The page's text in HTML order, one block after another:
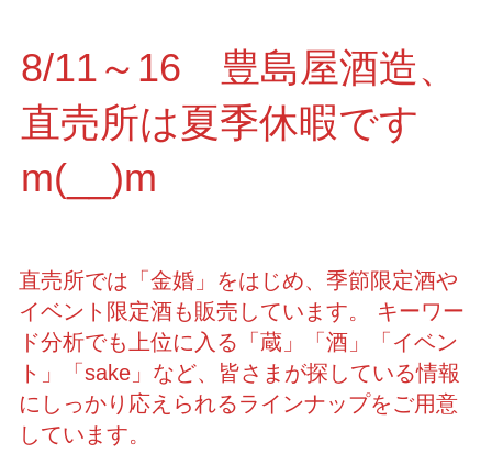
8/11～16 豊島屋酒造、
直売所は夏季休暇です
m(__)m
直売所では「金婚」をはじめ、季節限定酒や
イベント限定酒も販売しています。 キーワー
ド分析でも上位に入る「蔵」「酒」「イベン
ト」「sake」など、皆さまが探している情報
にしっかり応えられるラインナップをご用意
しています。